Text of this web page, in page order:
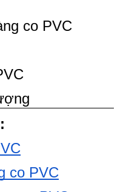
co PVC
co PVC